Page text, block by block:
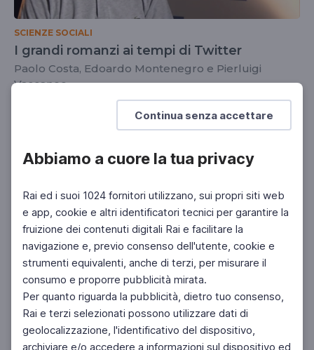
Continua senza accettare
Abbiamo a cuore la tua privacy
Rai ed i suoi 1024 fornitori utilizzano, sui propri siti web
e app, cookie e altri identificatori tecnici per garantire la
fruizione dei contenuti digitali Rai e facilitare la
navigazione e, previo consenso dell'utente, cookie e
strumenti equivalenti, anche di terzi, per misurare il
consumo e proporre pubblicità mirata.
Per quanto riguarda la pubblicità, dietro tuo consenso,
Rai e terzi selezionati possono utilizzare dati di
geolocalizzazione, l'identificativo del dispositivo,
archiviare e/o accedere a informazioni sul dispositivo ed
SCIENZE SOCIALI
I grandi romanzi ai tempi di Twitter
Paolo Costa, Edoardo Montenegro e Pierluigi
Vaccaneo